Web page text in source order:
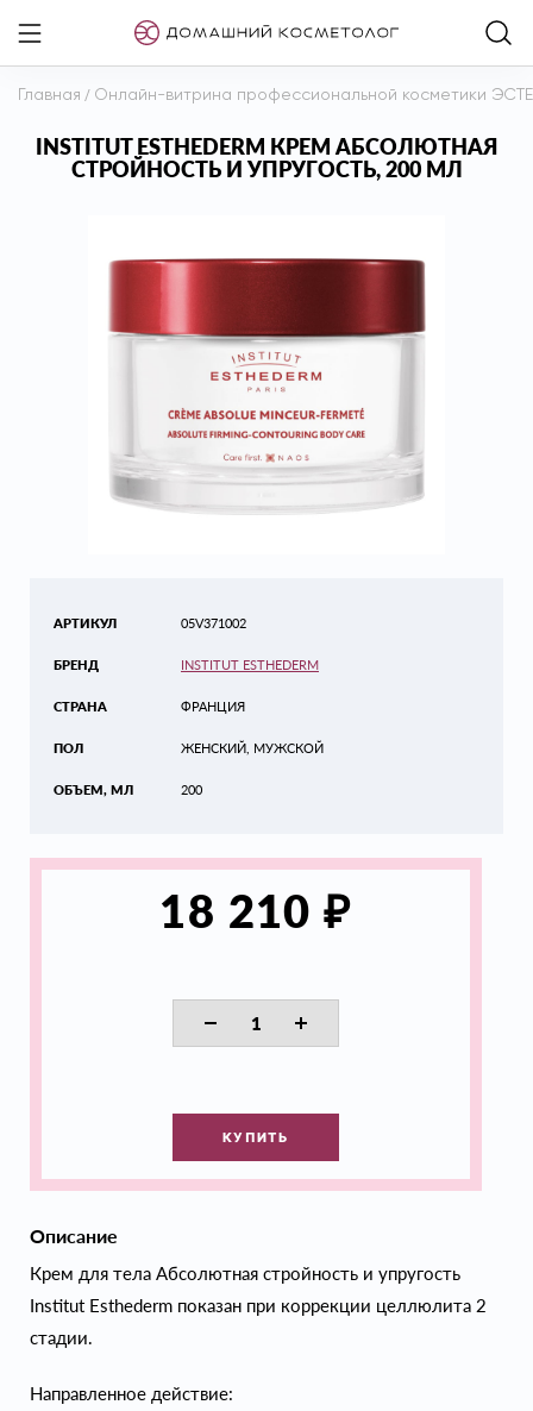
Главная / Онлайн-витрина профессиональной косметики
INSTITUT ESTHEDERM КРЕМ АБСОЛЮТНАЯ
СТРОЙНОСТЬ И УПРУГОСТЬ, 200 МЛ
АРТИКУЛ
БРЕНД
СТРАНА
ПОЛ
ОБЪЕМ, МЛ
05V371002
INSTITUT ESTHEDERM
ФРАНЦИЯ
ЖЕНСКИЙ, МУЖСКОЙ
200
18 210₽
КУПИТЬ
Описание
Крем для тела Абсолютная стройность и упругость
Institut Esthederm показан при коррекции целлюлита 2
стадии.
Направленное действие: